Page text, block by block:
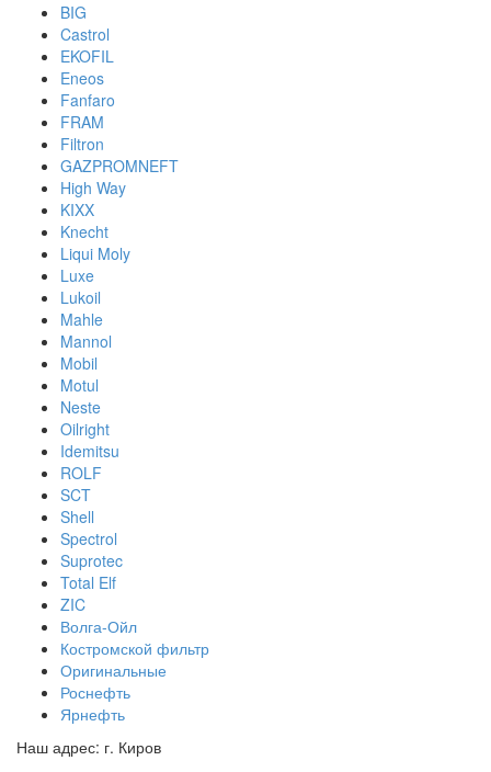
BIG
Castrol
EKOFIL
Eneos
Fanfaro
FRAM
Filtron
GAZPROMNEFT
High Way
KIXX
Knecht
Liqui Moly
Luxe
Lukoil
Mahle
Mannol
Mobil
Motul
Neste
Oilright
Idemitsu
ROLF
SCT
Shell
Spectrol
Suprotec
Total Elf
ZIC
Волга-Ойл
Костромской фильтр
Оригинальные
Роснефть
Ярнефть
Наш адрес: г. Киров